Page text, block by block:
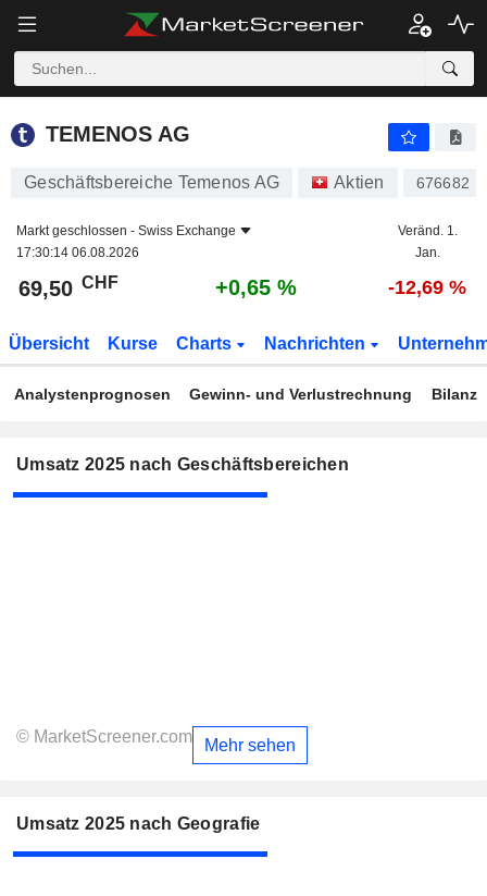
TEMENOS AG
TEMENOS AG
Geschäftsbereiche Temenos AG Aktien 676682
Markt geschlossen - Swiss Exchange
17:30:14 06.08.2026
Veränd. 1.
Jan.
69,50 CHF +0,65 % -12,69 %
Übersicht Kurse Charts Nachrichten
Analystenprognosen Gewinn- und Verlustrechnung Bilanz
Umsatz 2025 nach Geschäftsbereichen
© MarketScreener.com Mehr sehen
Umsatz 2025 nach Geografie